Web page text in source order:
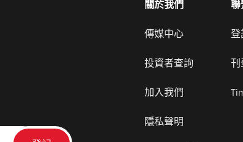
關於我們
傳媒中心
投資者查詢
加入我們
隱私聲明
聯
登
刊